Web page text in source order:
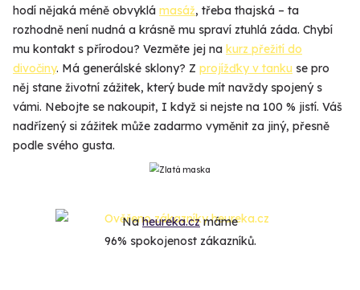
hodí nějaká méně obvyklá masáž, třeba thajská – ta
rozhodně není nudná a krásně mu spraví ztuhlá záda. Chybí
mu kontakt s přírodou? Vezměte jej na kurz přežití do
divočiny. Má generálské sklony? Z projížďky v tanku se pro
něj stane životní zážitek, který bude mít navždy spojený s
vámi. Nebojte se nakoupit, I když si nejste na 100 % jistí. Váš
nadřízený si zážitek může zadarmo vyměnit za jiný, přesně
podle svého gusta.
Naheureka.czmáme
96% spokojenost zákazníků.